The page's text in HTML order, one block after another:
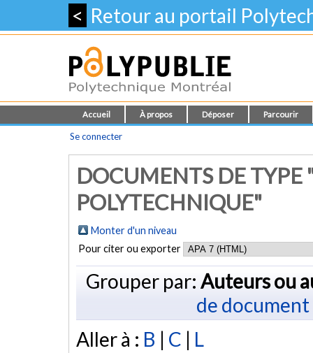
< Retour au portail
Accueil À propos Déposer Parcourir
Se connecter
DOCUMENTS DE TYPE
POLYTECHNIQUE"
Monter d'un niveau
Pour citer ou exporter
Grouper par: Auteurs ou
de document
Aller à : B | C | L